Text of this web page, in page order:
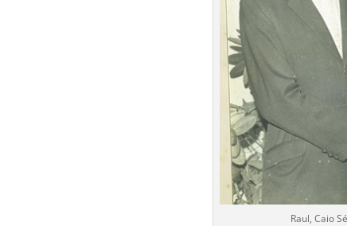
Raul, Caio